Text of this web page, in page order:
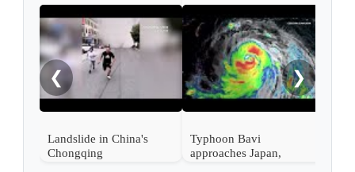
❮
Landslide in China's
Chongqing
Typhoon Bavi
approaches Japan,
❯